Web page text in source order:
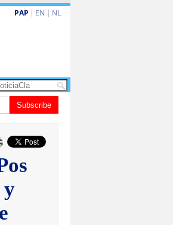
PAP | EN | NL
sin bodycam
Subscribe
y